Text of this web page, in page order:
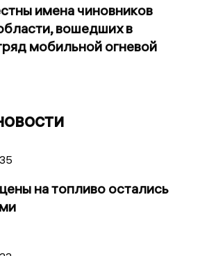
имена чиновников
вошедших в
мобильной огневой
на топливо остались